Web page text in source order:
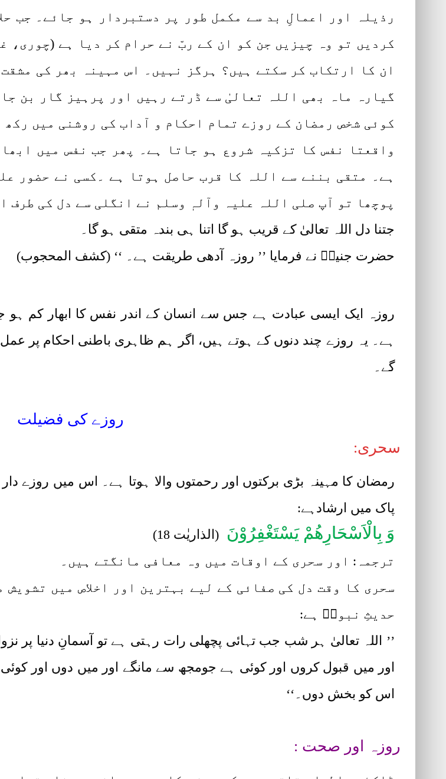
رذیلہ اور اعمالِ بد سے مکمل طور پر دستبردار ہو جائے۔ جب
کردیں تو وہ چیزیں جن کو ان کے ربّ نے حرام کر دیا ہے (چوری،
ان کا ارتکاب کر سکتے ہیں؟ ہرگز نہیں۔ اس مہینہ بھر کی
گیارہ ماہ بھی اللہ تعالیٰ سے ڈرتے رہیں اور پرہیز گار بن
کوئی شخص رمضان کے روزے تمام احکام و آداب کی روشنی میں
واقعتا نفس کا تزکیہ شروع ہو جاتا ہے۔ پھر جب نفس میں
ہے۔ متقی بننے سے اللہ کا قرب حاصل ہوتا ہے ۔کسی نے حضور
پوچھا تو آپ صلی اللہ علیہ وآلہٖ وسلم نے انگلی سے دل کی طرف
جتنا دل اللہ تعالیٰ کے قریب ہو گا اتنا ہی بندہ متقی ہو گا۔
حضرت جنیدؒ نے فرمایا ’’ روزہ آدھی طریقت ہے۔ ‘‘ (کشف المحجوب)
روزہ ایک ایسی عبادت ہے جس سے انسان کے اندر نفس کا ابھار کم ہو
ہے۔ یہ روزے چند دنوں کے ہوتے ہیں، اگر ہم ظاہری باطنی احکام پر
گے۔
روزے کی فضیلت
سحری:
رمضان کا مہینہ بڑی برکتوں اور رحمتوں والا ہوتا ہے۔ اس میں
پاک میں ارشادہے:
وَ بِالْاَسْحَارِھُمْ یَسْتَغْفِرُوْنَ (الذاریٰت 18)
ترجمہ: اور سحری کے اوقات میں وہ معافی مانگتے ہیں۔
سحری کا وقت دل کی صفائی کے لیے بہترین اور اخلاص میں
حدیثِ نبویؐ ہے:
’’ اللہ تعالیٰ ہر شب جب تہائی پچھلی رات رہتی ہے تو آسمانِ دنیا پر
اور میں قبول کروں اور کوئی ہے جومجھ سے مانگے اور میں دوں اور
اس کو بخش دوں۔‘‘
روزہ اور صحت :